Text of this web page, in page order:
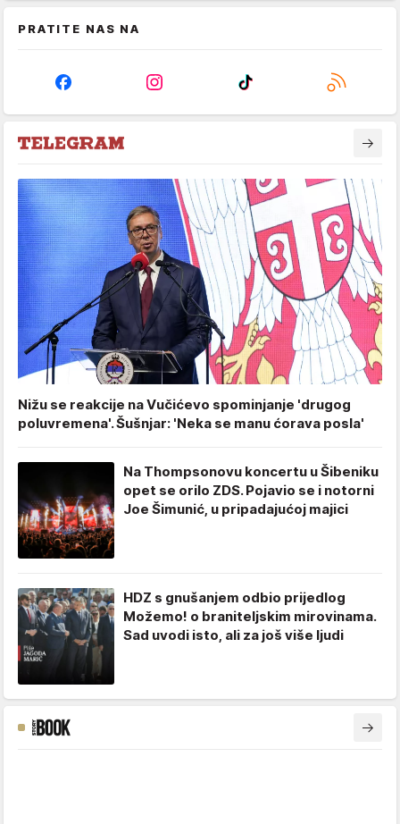
PRATITE NAS NA
Nižu se reakcije na Vučićevo spominjanje 'drugog
poluvremena'. Šušnjar: 'Neka se manu ćorava posla'
Na Thompsonovu koncertu u Šibeniku
opet se orilo ZDS. Pojavio se i notorni
Joe Šimunić, u pripadajućoj majici
HDZ s gnušanjem odbio prijedlog
Možemo! o braniteljskim mirovinama.
Sad uvodi isto, ali za još više ljudi